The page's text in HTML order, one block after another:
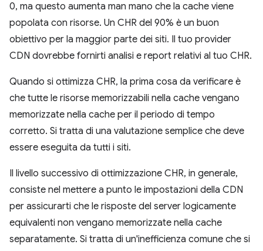
0, ma questo aumenta man mano che la cache viene
popolata con risorse. Un CHR del 90% è un buon
obiettivo per la maggior parte dei siti. Il tuo provider
CDN dovrebbe fornirti analisi e report relativi al tuo CHR.
Quando si ottimizza CHR, la prima cosa da verificare è
che tutte le risorse memorizzabili nella cache vengano
memorizzate nella cache per il periodo di tempo
corretto. Si tratta di una valutazione semplice che deve
essere eseguita da tutti i siti.
Il livello successivo di ottimizzazione CHR, in generale,
consiste nel mettere a punto le impostazioni della CDN
per assicurarti che le risposte del server logicamente
equivalenti non vengano memorizzate nella cache
separatamente. Si tratta di un'inefficienza comune che si